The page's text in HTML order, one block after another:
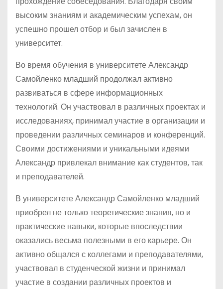
высоким знаниям и академическим успехам, он
успешно прошел отбор и был зачислен в
университет.
Во время обучения в университете Александр
Самойленко младший продолжал активно
развиваться в сфере информационных
технологий. Он участвовал в различных проектах и
исследованиях, принимал участие в организации и
проведении различных семинаров и конференций.
Своими достижениями и уникальными идеями
Александр привлекал внимание как студентов, так
и преподавателей.
В университете Александр Самойленко младший
приобрел не только теоретические знания, но и
практические навыки, которые впоследствии
оказались весьма полезными в его карьере. Он
активно общался с коллегами и преподавателями,
участвовал в студенческой жизни и принимал
участие в создании различных проектов и